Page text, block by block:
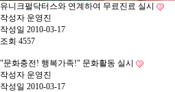
유니크펄닥터스와 연계하여 무료진료 실시
작성자 운영진
작성일 2010-03-17
조회 4557
"문화충전! 행복가족!" 문화활동 실시
작성자 운영진
작성일 2010-03-17